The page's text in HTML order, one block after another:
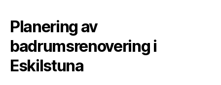
Planering av
badrumsrenovering i
Eskilstuna